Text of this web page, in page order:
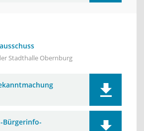
Stadthalle Obernburg
Bürgerinfo-